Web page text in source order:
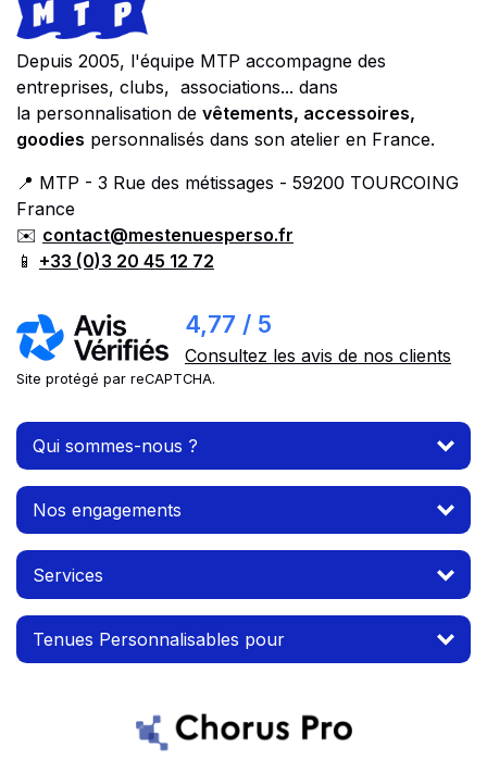
Depuis 2005, l'équipe MTP accompagne des
entreprises, clubs, associations... dans
la personnalisation de vêtements, accessoires,
goodies personnalisés dans son atelier en France.
📍 MTP - 3 Rue des métissages - 59200 TOURCOING
France
✉️ contact@mestenuesperso.fr
📱 +33 (0)3 20 45 12 72
4,77 / 5
Consultez les avis de nos clients
Site protégé par reCAPTCHA.
Qui sommes-nous ?
Nos engagements
Services
Tenues Personnalisables pour